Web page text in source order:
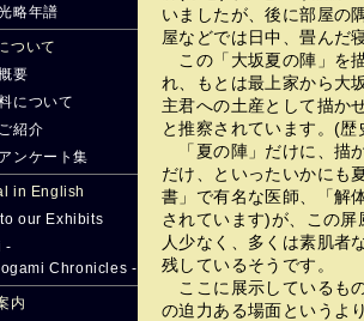
略年譜
ついて
要
について
紹介
ンケート集
in English
our Exhibits
-
Chronicles -
内
いましたが、後に部屋の
屋などでは日中、畳んだ
この「大坂夏の陣」を
れ、もとは最上家から大
主君への土産として描か
と推察されています。(
「夏の陣」だけに、描
だけ、といったいかにも
書」で有名な医師、「解
されています)が、この
人少なく、多くは素肌者
残しているそうです。
ここに展示しているも
の迫力ある場面というよ